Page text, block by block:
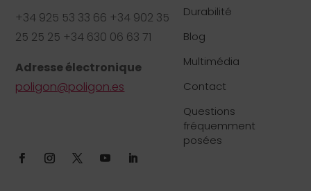
+34 925 53 33 66 +34 902 35
25 25 25 +34 630 06 63 71
Adresse électronique
poligon@poligon.es
Durabilité
Blog
Multimédia
Contact
Questions
fréquemment
posées